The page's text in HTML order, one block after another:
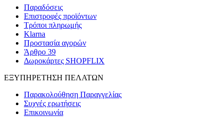
Παραδόσεις
Επιστροφές προϊόντων
Τρόποι πληρωμής
Klarna
Προστασία αγορών
Άρθρο 39
Δωροκάρτες SHOPFLIX
ΕΞΥΠΗΡΕΤΗΣΗ ΠΕΛΑΤΩΝ
Παρακολούθηση Παραγγελίας
Συχνές ερωτήσεις
Επικοινωνία